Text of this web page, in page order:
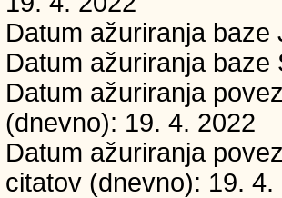
Datum ažuriranja
Datum ažuriranja baze
Datum ažuriranja
(dnevno): 19. 4. 2022
Datum ažuriranja
citatov (dnevno): 19. 4.